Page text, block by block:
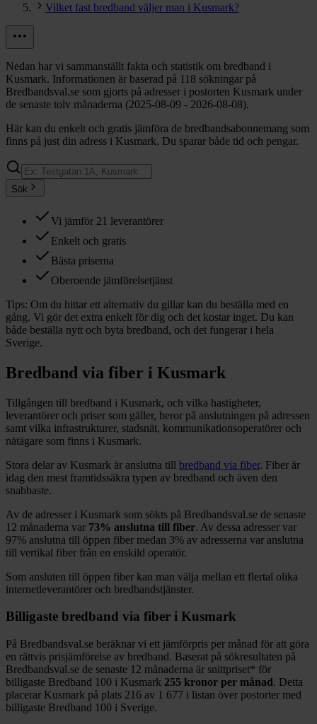
Vilket fast bredband väljer man i Kusmark?
Nedan har vi sammanställt fakta och statistik om bredband i
Kusmark. Informationen är baserad på 118 sökningar på
Bredbandsval.se som gjorts på adresser i postorten Kusmark under
de senaste tolv månaderna (2025-08-09 - 2026-08-08).
Här kan du enkelt och gratis jämföra de bredbandsabonnemang som
finns på just din adress i Kusmark. Du sparar både tid och pengar.
Sök
Vi jämför 21 leverantörer
Enkelt och gratis
Bästa priserna
Oberoende jämförelsetjänst
Tips: Om du hittar ett alternativ du gillar kan du beställa med en
gång. Vi gör det extra enkelt för dig och det kostar inget. Du kan
både beställa nytt och byta bredband, och det fungerar i hela
Sverige.
Bredband via fiber i Kusmark
Tillgången till bredband i Kusmark, och vilka hastigheter,
leverantörer och priser som gäller, beror på anslutningen på adressen
samt vilka infrastrukturer, stadsnät, kommunikationsoperatörer och
nätägare som finns i Kusmark.
Stora delar av Kusmark är anslutna till bredband via fiber. Fiber är
idag den mest framtidssäkra typen av bredband och även den
snabbaste.
Av de adresser i Kusmark som sökts på Bredbandsval.se de senaste
12 månaderna var 73% anslutna till fiber. Av dessa adresser var
97% anslutna till öppen fiber medan 3% av adresserna var anslutna
till vertikal fiber från en enskild operatör.
Som ansluten till öppen fiber kan man välja mellan ett flertal olika
internetleverantörer och bredbandstjänster.
Billigaste bredband via fiber i Kusmark
På Bredbandsval.se beräknar vi ett jämförpris per månad för att göra
en rättvis prisjämförelse av bredband. Baserat på sökresultaten på
Bredbandsval.se de senaste 12 månaderna är snittpriset* för
billigaste Bredband 100 i Kusmark 255 kronor per månad. Detta
placerar Kusmark på plats 216 av 1 677 i listan över postorter med
billigaste Bredband 100 i Sverige.